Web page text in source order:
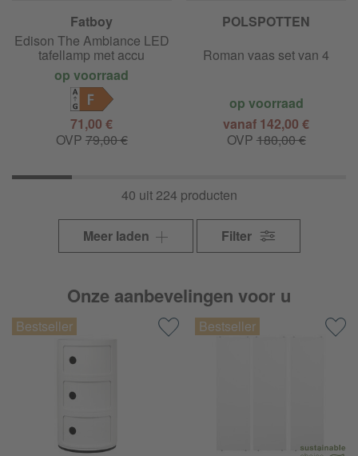
Fatboy
Edison The Ambiance LED
tafellamp met accu
op voorraad
F
71,00 €
OVP 79,00 €
POLSPOTTEN
Roman vaas set van 4
op voorraad
vanaf 142,00 €
OVP 180,00 €
40 uit 224 producten
Meer laden Filter
Onze aanbevelingen voor u